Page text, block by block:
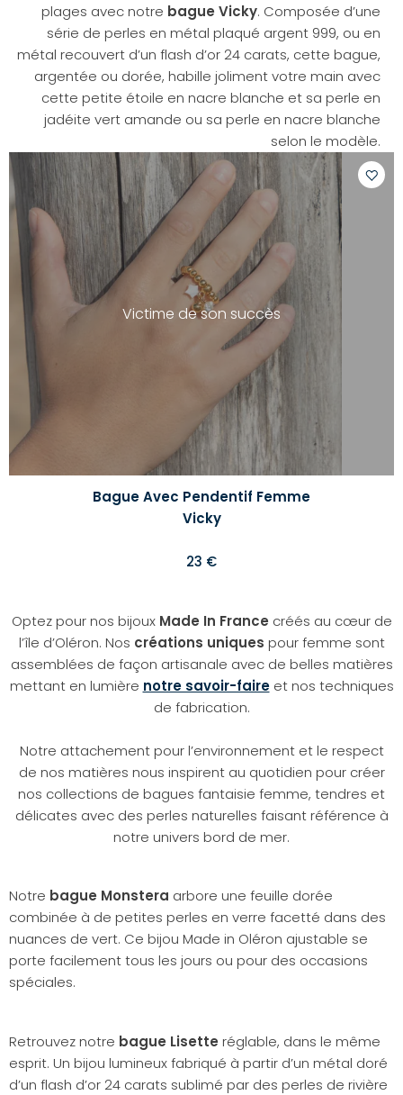
plages avec notre bague Vicky. Composée d’une
série de perles en métal plaqué argent 999, ou en
métal recouvert d’un flash d’or 24 carats, cette bague,
argentée ou dorée, habille joliment votre main avec
cette petite étoile en nacre blanche et sa perle en
jadéite vert amande ou sa perle en nacre blanche
selon le modèle.
Victime de son succès
Bague Avec Pendentif Femme
Vicky
23 €
Optez pour nos bijoux Made In France créés au cœur de
l’île d’Oléron. Nos créations uniques pour femme sont
assemblées de façon artisanale avec de belles matières
mettant en lumière notre savoir-faireet nos techniques
de fabrication.
Notre attachement pour l’environnement et le respect
de nos matières nous inspirent au quotidien pour créer
nos collections de bagues fantaisie femme, tendres et
délicates avec des perles naturelles faisant référence à
notre univers bord de mer.
Notre bague Monstera arbore une feuille dorée
combinée à de petites perles en verre facetté dans des
nuances de vert. Ce bijou Made in Oléron ajustable se
porte facilement tous les jours ou pour des occasions
spéciales.
Retrouvez notre bague Lisette réglable, dans le même
esprit. Un bijou lumineux fabriqué à partir d’un métal doré
d’un flash d’or 24 carats sublimé par des perles de rivière